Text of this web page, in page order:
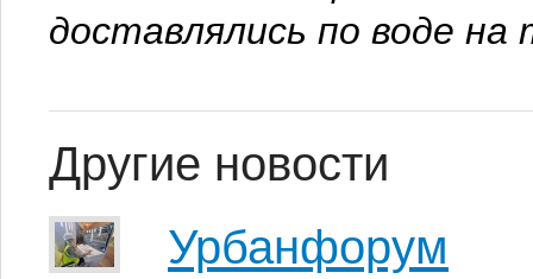
доставлялись по воде на
Другие новости
Урбанфорум